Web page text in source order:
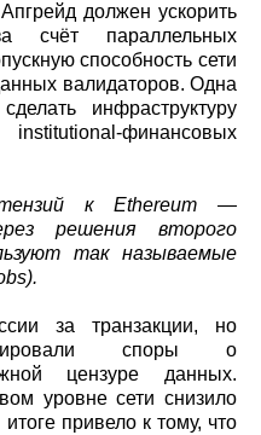
должен ускорить
счёт параллельных
способность сети
валидаторов. Одна
инфраструктуру
финансовых
к Ethereum —
решения второго
так называемые
за транзакции, но
споры о
цензуре данных.
уровне сети снизило
привело к тому, что